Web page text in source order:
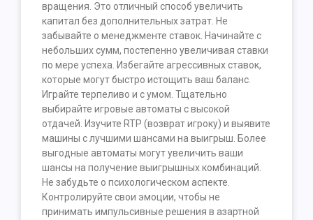
вращения. Это отличный способ увеличить
капитал без дополнительных затрат. Не
забывайте о менеджменте ставок. Начинайте с
небольших сумм, постепенно увеличивая ставки
по мере успеха. Избегайте агрессивных ставок,
которые могут быстро истощить ваш баланс.
Играйте терпеливо и с умом. Тщательно
выбирайте игровые автоматы с высокой
отдачей. Изучите RTP (возврат игроку) и выявите
машины с лучшими шансами на выигрыш. Более
выгодные автоматы могут увеличить ваши
шансы на получение выигрышных комбинаций.
Не забудьте о психологическом аспекте.
Контролируйте свои эмоции, чтобы не
принимать импульсивные решения в азартной